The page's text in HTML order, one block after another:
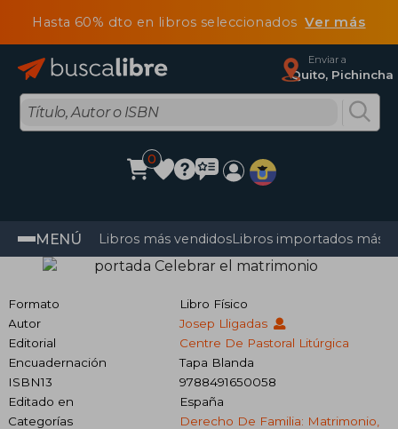
Hasta 60% dto en libros seleccionadosVer más
Enviar a
Quito, Pichincha
0
MENÚ Libros más vendidosLibros importados más
Formato
Libro Físico
Autor
Josep Lligadas
Editorial
Centre De Pastoral Litúrgica
Encuadernación
Tapa Blanda
ISBN13
9788491650058
Editado en
España
Categorías
Derecho De Familia: Matrimonio,